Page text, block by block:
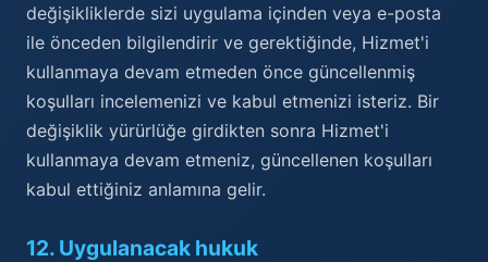
değişikliklerde sizi uygulama içinden veya e-posta
ile önceden bilgilendirir ve gerektiğinde, Hizmet'i
kullanmaya devam etmeden önce güncellenmiş
koşulları incelemenizi ve kabul etmenizi isteriz. Bir
değişiklik yürürlüğe girdikten sonra Hizmet'i
kullanmaya devam etmeniz, güncellenen koşulları
kabul ettiğiniz anlamına gelir.
12. Uygulanacak hukuk